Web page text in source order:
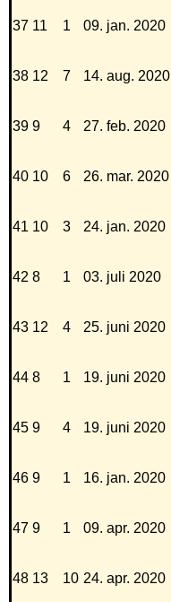
37 11 1 09. jan. 2020
38 12 7 14. aug. 2020
39 9 4 27. feb. 2020
40 10 6 26. mar. 2020
41 10 3 24. jan. 2020
42 8 1 03. juli 2020
43 12 4 25. juni 2020
44 8 1 19. juni 2020
45 9 4 19. juni 2020
46 9 1 16. jan. 2020
47 9 1 09. apr. 2020
48 13 10 24. apr. 2020